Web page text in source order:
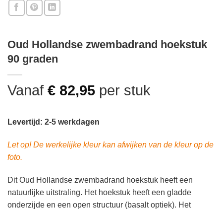
Oud Hollandse zwembadrand hoekstuk
90 graden
Vanaf € 82,95 per stuk
Levertijd: 2-5 werkdagen
Let op! De werkelijke kleur kan afwijken van de kleur op de
foto.
Dit Oud Hollandse zwembadrand hoekstuk heeft een
natuurlijke uitstraling. Het hoekstuk heeft een gladde
onderzijde en een open structuur (basalt optiek). Het